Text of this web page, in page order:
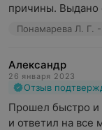
причины. Выдано
Понамарева Л. Г.
Александр
26 января 2023
Отзыв
Прошел быстро и
и ответил на все